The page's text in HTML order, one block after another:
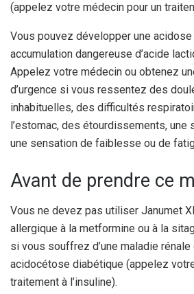
(appelez votre médecin pour un
Vous pouvez développer une acidose
accumulation dangereuse d’acide
Appelez votre médecin ou obtenez
d’urgence si vous ressentez des
inhabituelles, des difficultés
l’estomac, des étourdissements,
une sensation de faiblesse ou de
Avant de prendre ce
Vous ne devez pas utiliser Janumet
allergique à la metformine ou à la
si vous souffrez d’une maladie rénale
acidocétose diabétique (appelez
traitement à l’insuline).